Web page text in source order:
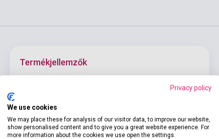
Termékjellemzők
Szerző
Oldalszám 56
Privacy policy
We use cookies
We may place these for analysis of our visitor data, to improve our website,
show personalised content and to give you a great website experience. For
more information about the cookies we use open the settings.